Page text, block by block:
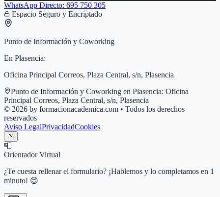
WhatsApp Directo: 695 750 305
Espacio Seguro y Encriptado
Punto de Información y Coworking
En Plasencia:
Oficina Principal Correos, Plaza Central, s/n, Plasencia
Punto de Información y Coworking en Plasencia: Oficina
Principal Correos, Plaza Central, s/n, Plasencia
© 2026 by formacionacademica.com • Todos los derechos
reservados
Aviso LegalPrivacidadCookies
📮
Orientador Virtual
¿Te cuesta rellenar el formulario? ¡Hablemos y lo completamos en 1
minuto! 😊